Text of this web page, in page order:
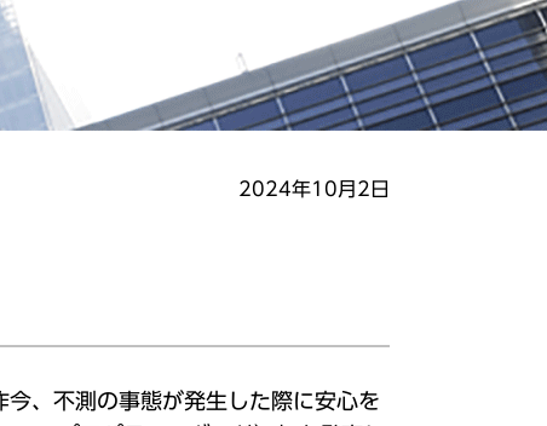
2024年10月2日
、不測の事態が発生した際に安心を